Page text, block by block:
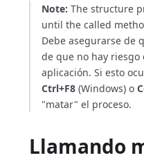
Note: The structure
until the called
Debe asegurarse de
de que no hay
aplicación. Si esto
Ctrl+F8 (Windows) o
"matar" el proceso.
Llamando